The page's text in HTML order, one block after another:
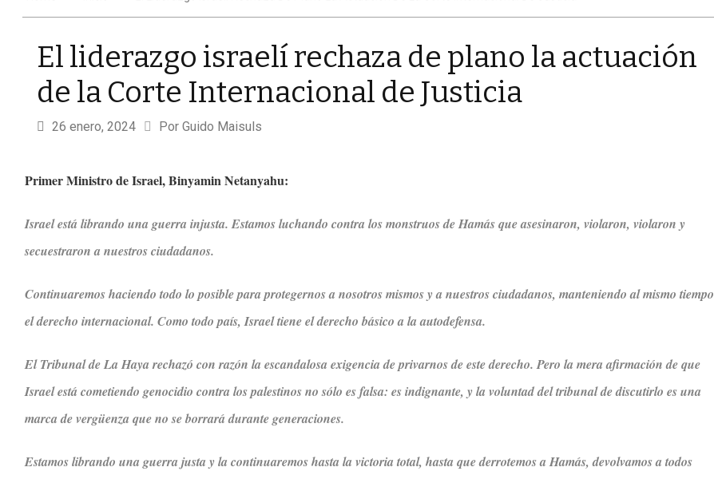
El liderazgo israelí rechaza de plano la actuación
de la Corte Internacional de Justicia
26 enero, 2024 Por Guido Maisuls
Primer Ministro de Israel, Binyamin Netanyahu:
Israel está librando una guerra injusta. Estamos luchando contra los monstruos de Hamás que asesinaron, violaron, violaron y
secuestraron a nuestros ciudadanos.
Continuaremos haciendo todo lo posible para protegernos a nosotros mismos y a nuestros ciudadanos, manteniendo al mismo tiempo
el derecho internacional. Como todo país, Israel tiene el derecho básico a la autodefensa.
El Tribunal de La Haya rechazó con razón la escandalosa exigencia de privarnos de este derecho. Pero la mera afirmación de que
Israel está cometiendo genocidio contra los palestinos no sólo es falsa: es indignante, y la voluntad del tribunal de discutirlo es una
marca de vergüenza que no se borrará durante generaciones.
Estamos librando una guerra justa y la continuaremos hasta la victoria total, hasta que derrotemos a Hamás, devolvamos a todos